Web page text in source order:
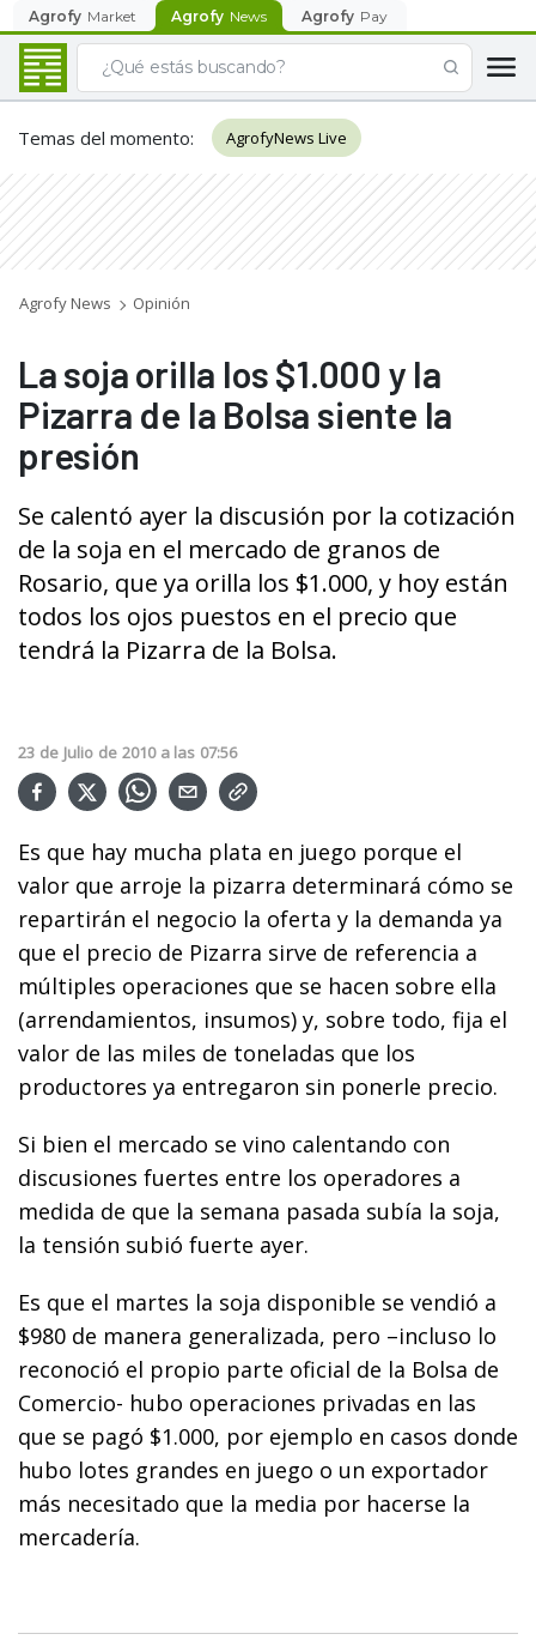
Agrofy Market Agrofy News Agrofy Pay
Temas del momento: AgrofyNews Live
Agrofy News Opinión
La soja orilla los $1.000 y la
Pizarra de la Bolsa siente la
presión
Se calentó ayer la discusión por la cotización
de la soja en el mercado de granos de
Rosario, que ya orilla los $1.000, y hoy están
todos los ojos puestos en el precio que
tendrá la Pizarra de la Bolsa.
23 de Julio de 2010 a las 07:56
Es que hay mucha plata en juego porque el
valor que arroje la pizarra determinará cómo se
repartirán el negocio la oferta y la demanda ya
que el precio de Pizarra sirve de referencia a
múltiples operaciones que se hacen sobre ella
(arrendamientos, insumos) y, sobre todo, fija el
valor de las miles de toneladas que los
productores ya entregaron sin ponerle precio.
Si bien el mercado se vino calentando con
discusiones fuertes entre los operadores a
medida de que la semana pasada subía la soja,
la tensión subió fuerte ayer.
Es que el martes la soja disponible se vendió a
$980 de manera generalizada, pero –incluso lo
reconoció el propio parte oficial de la Bolsa de
Comercio- hubo operaciones privadas en las
que se pagó $1.000, por ejemplo en casos donde
hubo lotes grandes en juego o un exportador
más necesitado que la media por hacerse la
mercadería.